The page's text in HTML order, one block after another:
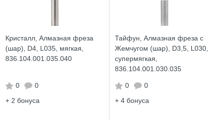
Кристалл, Алмазная фреза
(шар), D4, L035, мягкая,
836.104.001.035.040
0
0
+ 2 бонуса
Тайфун, Алмазная фреза с
Жемчугом (шар), D3,5, L030,
супермягкая,
836.104.001.030.035
0
0
+ 4 бонуса